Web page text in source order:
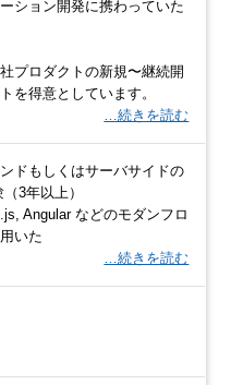
ション開発に携わっていた
プロダクトの新規〜継続開
を得意としています。
…続きを読む
ドもしくはサーバサイドの
3年以上）
Angular などのモダンフロ
いた
…続きを読む